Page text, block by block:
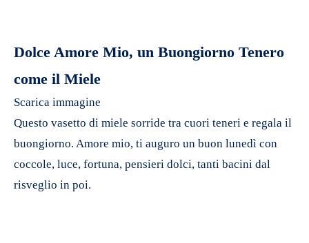
Dolce Amore Mio, un Buongiorno Tenero
come il Miele
Scarica immagine
Questo vasetto di miele sorride tra cuori teneri e regala il
buongiorno. Amore mio, ti auguro un buon lunedì con
coccole, luce, fortuna, pensieri dolci, tanti bacini dal
risveglio in poi.